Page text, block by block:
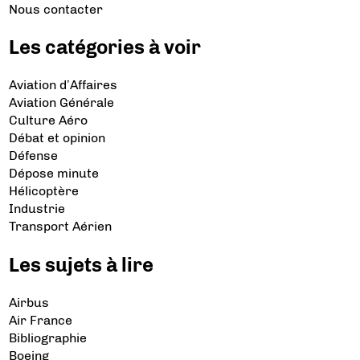
Nous contacter
Les catégories à voir
Aviation d’Affaires
Aviation Générale
Culture Aéro
Débat et opinion
Défense
Dépose minute
Hélicoptère
Industrie
Transport Aérien
Les sujets à lire
Airbus
Air France
Bibliographie
Boeing